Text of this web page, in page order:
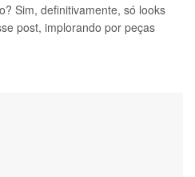
Sim, definitivamente, só looks
post, implorando por peças